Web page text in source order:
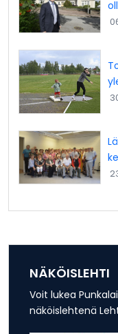
NÄKÖISLEHTI
Voit lukea
näköislehtenä